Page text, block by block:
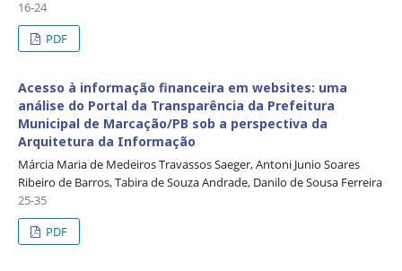
16-24
PDF
Acesso à informação financeira em websites: uma
análise do Portal da Transparência da Prefeitura
Municipal de Marcação/PB sob a perspectiva da
Arquitetura da Informação
Márcia Maria de Medeiros Travassos Saeger, Antoni Junio Soares
Ribeiro de Barros, Tabira de Souza Andrade, Danilo de Sousa Ferreira
25-35
PDF